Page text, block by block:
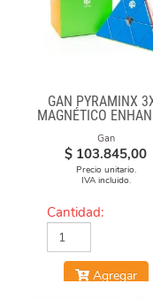
GAN PYRAMINX
MAGNÉTICO
Gan
$ 103.845,00
Precio unitario.
IVA incluido.
Cantidad:
Agregar